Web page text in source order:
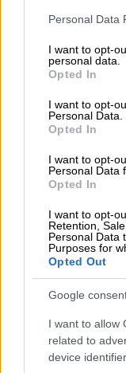
Please note that
not limited to your
grant or deny
use your data for
consent section.
Personal Data
I want to opt-
personal data.
Opted In
I want to opt-
Personal Data.
Opted In
I want to opt-
Personal Data
Opted In
I want to opt-
Retention,
Personal Data
Purposes for
Opted Out
Google
I want to allow
related to
device
Ελλάδα|
Επιχείρηση
δυτικά της
35 άνθρωποι
Για άγνωστο
μίλια